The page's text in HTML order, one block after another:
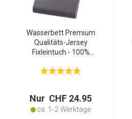
Wasserbett Premium
Qualitäts-Jersey
Fixleintuch - 100%
200x220cm - Öko-Tex
Nur CHF 24.95
ca. 1-2 Werktage